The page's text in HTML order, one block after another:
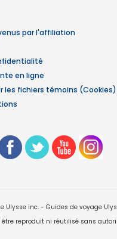
par l'affiliation
en ligne
les fichiers témoins (Cookies)
Ulysse inc. - Guides de voyage
reproduit ni réutilisé sans